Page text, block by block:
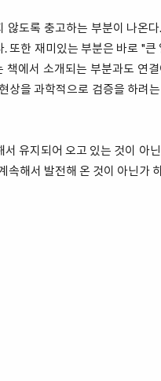
도록 충고하는 부분이 나온
또한 재미있는 부분은 바로 "큰
에서 소개되는 부분과도 연
상을 과학적으로 검증을 하려
유지되어 오고 있는 것이 아
속해서 발전해 온 것이 아닌가